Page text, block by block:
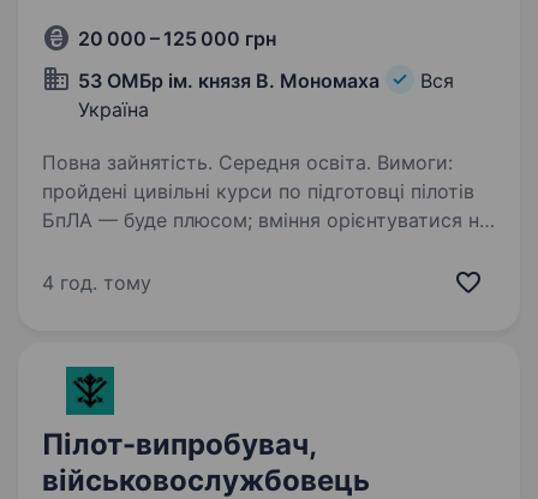
20 000 – 125 000 грн
53 ОМБр ім. князя В. Мономаха
Вся
Україна
Повна зайнятість. Середня освіта. Вимоги:
пройдені цивільні курси по підготовці пілотів
БпЛА — буде плюсом; вміння орієнтуватися на
виконувати завдання в районі ведення
4 год. тому
Пілот-випробувач,
військовослужбовець